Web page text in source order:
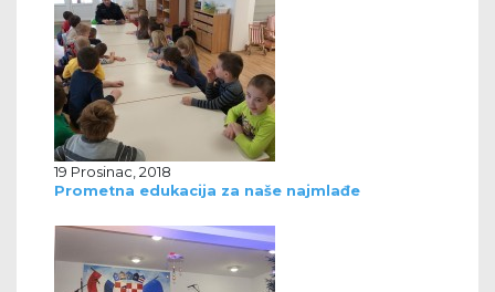
19 Prosinac, 2018
Prometna edukacija za naše najmlađe